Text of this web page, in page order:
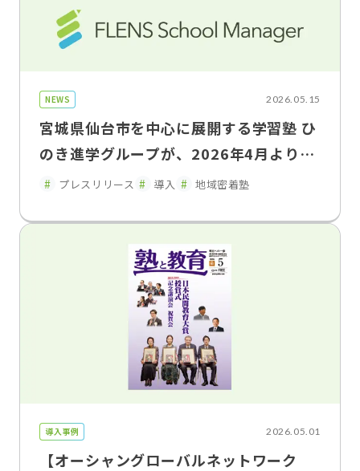
NEWS 2026.05.15
宮城県仙台市を中心に展開する学習塾 ひ
のき進学グループが、2026年4月より
「FLENS School Manager」をひのき
プレスリリース 導入 地域密着塾
導入事例 2026.05.01
【オーシャングローバルネットワーク